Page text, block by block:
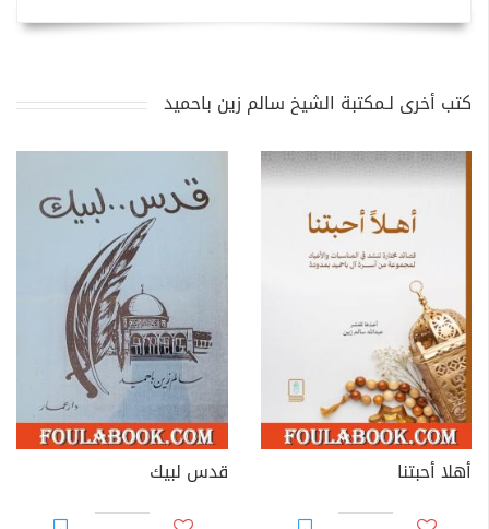
كتب أخرى لـمكتبة الشيخ سالم زين باحميد
أهلا أحبتنا قدس لبيك